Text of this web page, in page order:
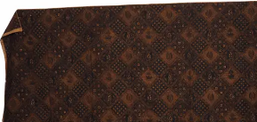
PROFIL
INSAN
BATIK
KAMUS
BATIK
KATALOG